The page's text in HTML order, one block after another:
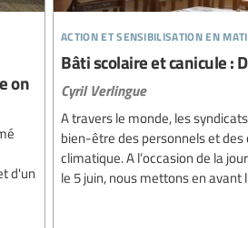
on
d'un
action et sensibilisation en
Bâti scolaire et canicule :
Cyril Verlingue
A travers le monde, les
bien-être des personnels et
climatique. A l’occasion de la
le 5 juin, nous mettons en avant